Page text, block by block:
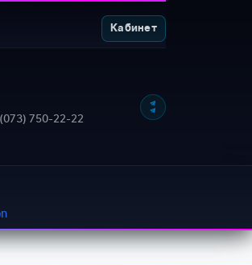
Кабинет
(073) 750-22-22